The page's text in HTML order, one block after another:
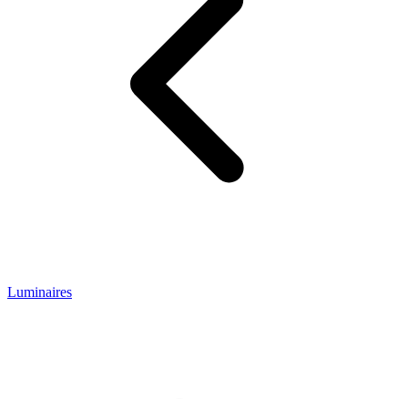
Luminaires